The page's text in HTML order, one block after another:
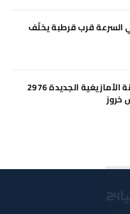
السرعة قرب قرطبة يخلّف
برشلونة تحتفل بالسنة الأمازيغية الجديدة 2976
خروز